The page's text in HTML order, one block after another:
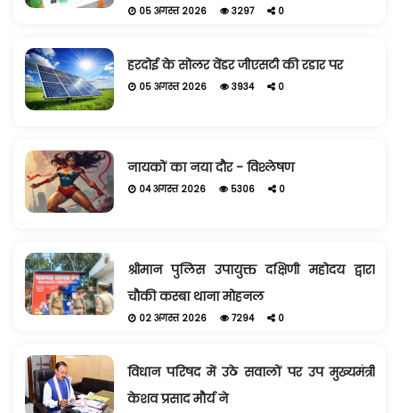
05 अगस्त 2026 3297 0
हरदोई के सोलर वेंडर जीएसटी की रडार पर
05 अगस्त 2026 3934 0
नायकों का नया दौर - विश्लेषण
04 अगस्त 2026 5306 0
श्रीमान पुलिस उपायुक्त दक्षिणी महोदय द्वारा
चौकी कस्बा थाना मोहनल
02 अगस्त 2026 7294 0
विधान परिषद में उठे सवालों पर उप मुख्यमंत्री
केशव प्रसाद मौर्य ने